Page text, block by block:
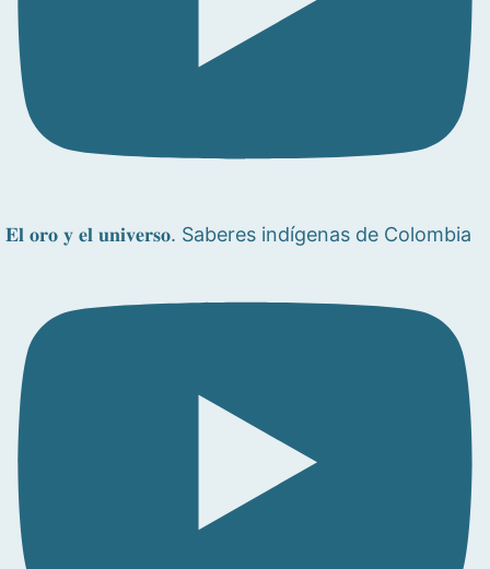
𝐄𝐥 𝐨𝐫𝐨 𝐲 𝐞𝐥 𝐮𝐧𝐢𝐯𝐞𝐫𝐬𝐨. Saberes indígenas de Colombia